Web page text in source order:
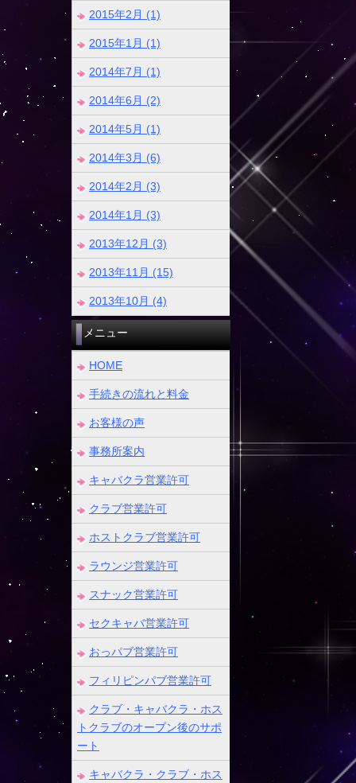
2015年2月 (1)
2015年1月 (1)
2014年7月 (1)
2014年6月 (2)
2014年5月 (1)
2014年3月 (6)
2014年2月 (3)
2014年1月 (3)
2013年12月 (3)
2013年11月 (15)
2013年10月 (4)
メニュー
HOME
手続きの流れと料金
お客様の声
事務所案内
キャバクラ営業許可
クラブ営業許可
ホストクラブ営業許可
ラウンジ営業許可
スナック営業許可
セクキャバ営業許可
おっパブ営業許可
フィリピンパブ営業許可
クラブ・キャバクラ・ホス
トクラブのオープン後のサポ
ート
キャバクラ・クラブ・ホス